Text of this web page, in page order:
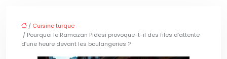
/ Cuisine turque
/ Pourquoi le Ramazan Pidesi provoque-t-il des files d’attente
d’une heure devant les boulangeries ?